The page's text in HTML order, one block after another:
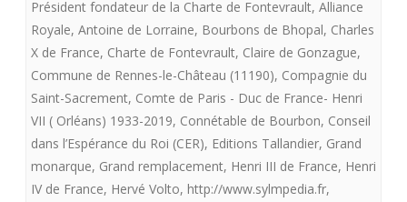
MONARQUE
Président fondateur de la Charte de Fontevrault, Alliance
Royale, Antoine de Lorraine, Bourbons de Bhopal, Charles
X de France, Charte de Fontevrault, Claire de Gonzague,
Commune de Rennes-le-Château (11190), Compagnie du
Saint-Sacrement, Comte de Paris - Duc de France- Henri
VII ( Orléans) 1933-2019, Connétable de Bourbon, Conseil
dans l’Espérance du Roi (CER), Editions Tallandier, Grand
monarque, Grand remplacement, Henri III de France, Henri
IV de France, Hervé Volto, http://www.sylmpedia.fr,